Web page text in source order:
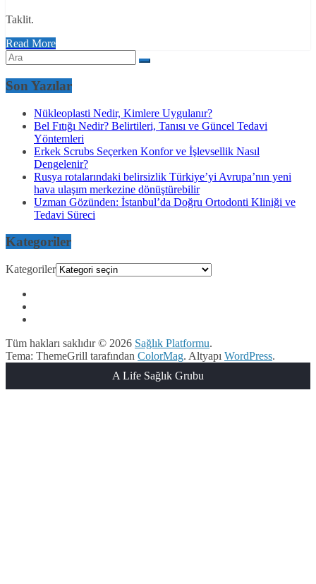
Taklit.
Read More
Son Yazılar
Nükleoplasti Nedir, Kimlere Uygulanır?
Bel Fıtığı Nedir? Belirtileri, Tanısı ve Güncel Tedavi
Yöntemleri
Erkek Scrubs Seçerken Konfor ve İşlevsellik Nasıl
Dengelenir?
Rusya rotalarındaki belirsizlik Türkiye’yi Avrupa’nın yeni
hava ulaşım merkezine dönüştürebilir
Uzman Gözünden: İstanbul’da Doğru Ortodonti Kliniği ve
Tedavi Süreci
Kategoriler
Kategoriler
Tüm hakları saklıdır © 2026 Sağlık Platformu.
Tema: ThemeGrill tarafından ColorMag. Altyapı WordPress.
A Life Sağlık Grubu